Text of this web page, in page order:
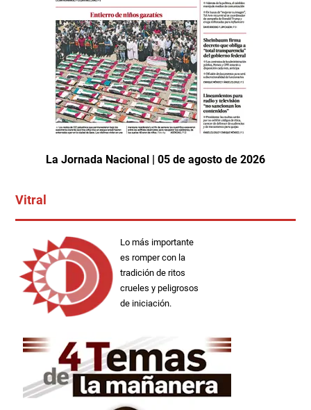
La Jornada Nacional | 05 de agosto de 2026
Vitral
Lo más importante
es romper con la
tradición de ritos
crueles y peligrosos
de iniciación.